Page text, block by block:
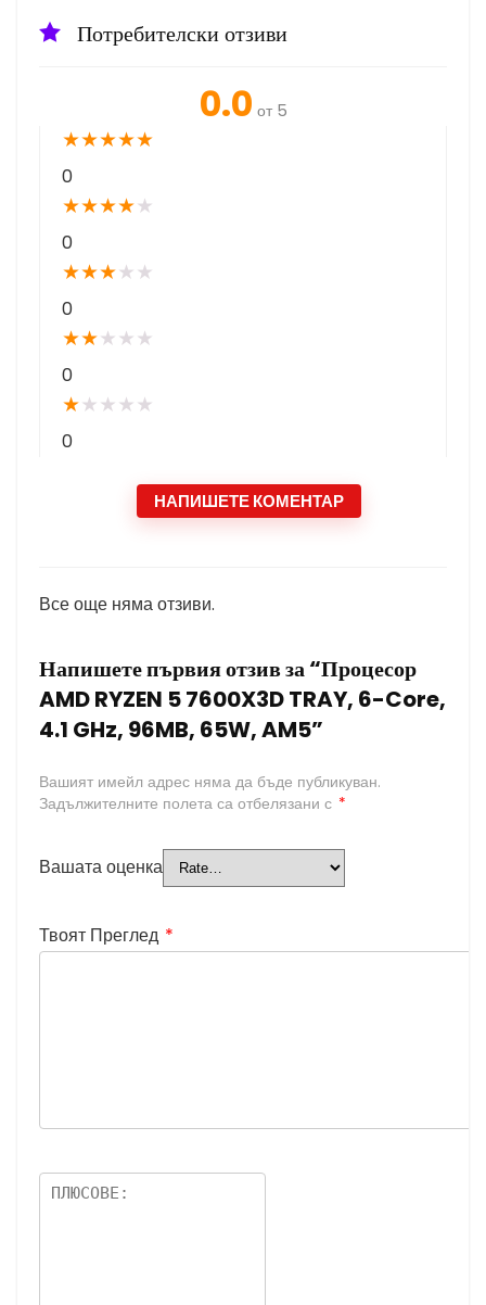
Потребителски отзиви
0.0 от 5
★★★★★
0
★★★★★
0
★★★★ ★
0
★★★ ★ ★
0
★★ ★ ★ ★
0
НАПИШЕТЕ КОМЕНТАР
Все още няма отзиви.
Напишете първия отзив за “Процесор
AMD RYZEN 5 7600X3D TRAY, 6-Core,
4.1 GHz, 96MB, 65W, AM5”
Вашият имейл адрес няма да бъде публикуван.
Задължителните полета са отбелязани с *
Вашата оценка
Твоят Преглед *